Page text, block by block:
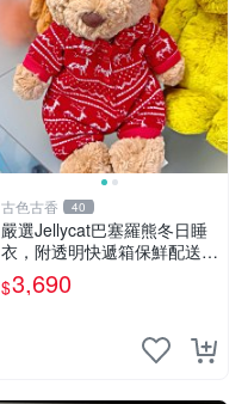
古色古香 40
嚴選Jellycat巴塞羅熊冬日睡
衣，附透明快遞箱保鮮配送，
童趣可愛可收藏 巴塞羅熊 睡
衣 透明袋
$3,690